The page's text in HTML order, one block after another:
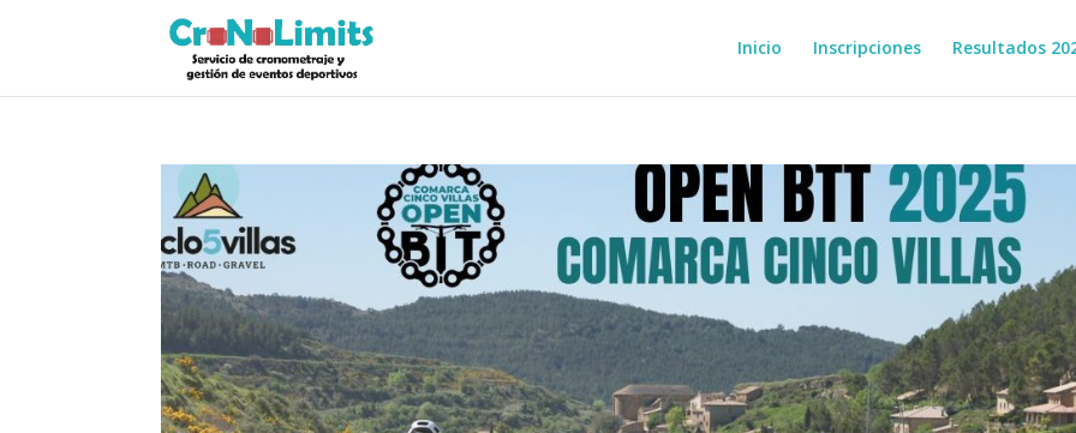
Inicio Inscripciones Resultados